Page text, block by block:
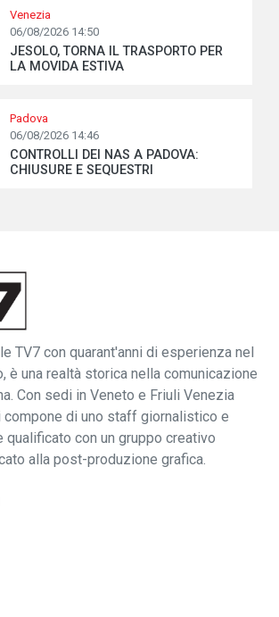
Venezia
06/08/2026 14:50
JESOLO, TORNA IL TRASPORTO PER
LA MOVIDA ESTIVA
Padova
06/08/2026 14:46
CONTROLLI DEI NAS A PADOVA:
CHIUSURE E SEQUESTRI
TV7 con quarant'anni di esperienza nel
è una realtà storica nella comunicazione
Con sedi in Veneto e Friuli Venezia
compone di uno staff giornalistico e
qualificato con un gruppo creativo
alla post-produzione grafica.